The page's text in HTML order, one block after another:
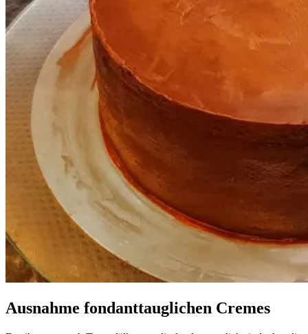
Ausnahme fondanttauglichen Cremes